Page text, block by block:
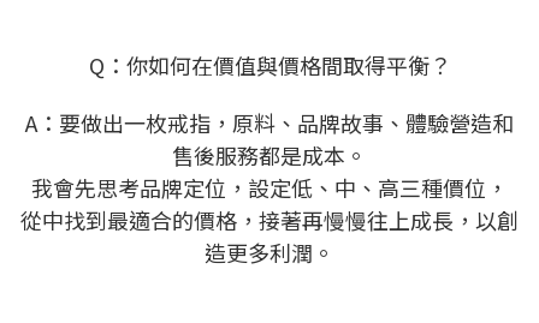
Q：你如何在價值與價格間取得平衡？​
A：要做出一枚戒指，原料、品牌故事、體驗營造和
售後服務都是成本。
我會先思考品牌定位，設定低、中、高三種價位，
從中找到最適合的價格，接著再慢慢往上成長，以創
造更多利潤。​